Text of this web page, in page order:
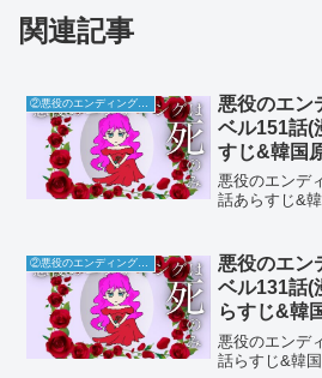
関連記事
悪役のエン
ベル151話(
すじ&韓国
悪役のエンデ
話あらすじ&
②悪役のエンディングは死のみ
悪役のエン
ベル131話(
らすじ&韓
悪役のエンデ
話らすじ&韓